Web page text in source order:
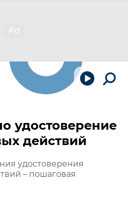
удостоверение
действий
удостоверения
– пошаговая